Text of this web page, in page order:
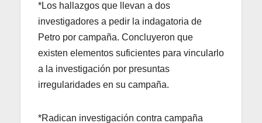
*Los hallazgos que llevan a dos
investigadores a pedir la indagatoria de
Petro por campaña. Concluyeron que
existen elementos suficientes para vincularlo
a la investigación por presuntas
irregularidades en su campaña.
*Radican investigación contra campaña